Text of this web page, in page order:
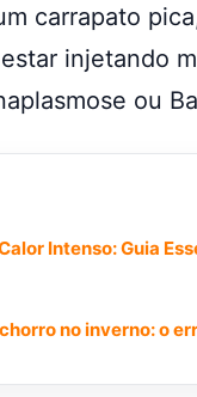
carrapato
injetando
ou
Intenso: Guia
no inverno: o